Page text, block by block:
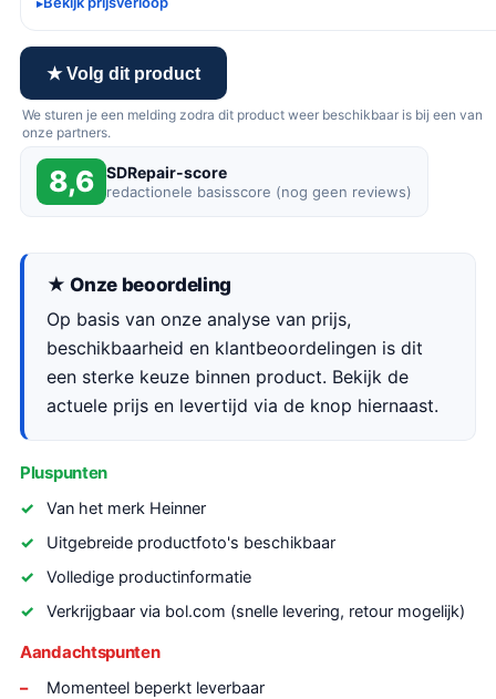
★ Volg dit product
We sturen je een melding zodra dit product weer beschikbaar is bij een van
onze partners.
8,6 SDRepair-score
redactionele basisscore (nog geen reviews)
★ Onze beoordeling
Op basis van onze analyse van prijs,
beschikbaarheid en klantbeoordelingen is dit
een sterke keuze binnen product. Bekijk de
actuele prijs en levertijd via de knop hiernaast.
Pluspunten
Van het merk Heinner
Uitgebreide productfoto's beschikbaar
Volledige productinformatie
Verkrijgbaar via bol.com (snelle levering, retour mogelijk)
Aandachtspunten
Momenteel beperkt leverbaar